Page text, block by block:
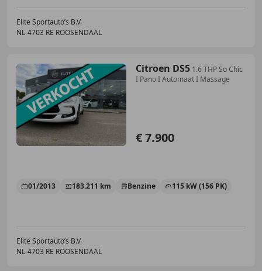
Elite Sportauto’s B.V.
NL-4703 RE ROOSENDAAL
Citroen DS5 1.6 THP So Chic
I Pano I Automaat I Massage
€ 7.900
01/2013 183.211 km Benzine 115 kW (156 PK)
Elite Sportauto’s B.V.
NL-4703 RE ROOSENDAAL